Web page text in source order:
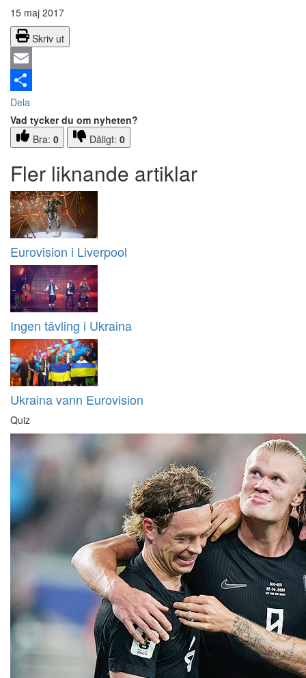
15 maj 2017
Skriv ut
Email
Dela
Vad tycker du om nyheten?
Bra: 0 Dåligt: 0
Fler liknande artiklar
Eurovision i Liverpool
Ingen tävling i Ukraina
Ukraina vann Eurovision
Quiz